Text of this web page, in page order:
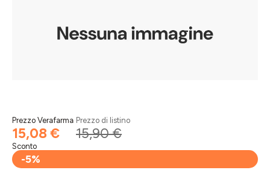
Prezzo Verafarma
15,08 €
Prezzo di listino
15,90 €
Sconto
-5%